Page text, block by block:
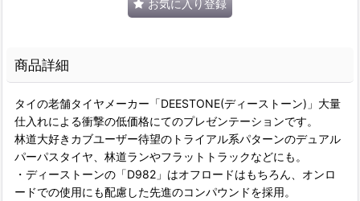
お気に入り登録
商品詳細
タイの老舗タイヤメーカー「DEESTONE(ディーストーン)」大量
仕入れによる衝撃の低価格にてのプレゼンテーションです。
林道大好きカブユーザー待望のトライアル系パターンのデュアル
パーパスタイヤ、林道ランやフラットトラックなどにも。
・ディーストーンの「D982」はオフロードはもちろん、オンロ
ードでの使用にも配慮した先進のコンパウンドを採用。